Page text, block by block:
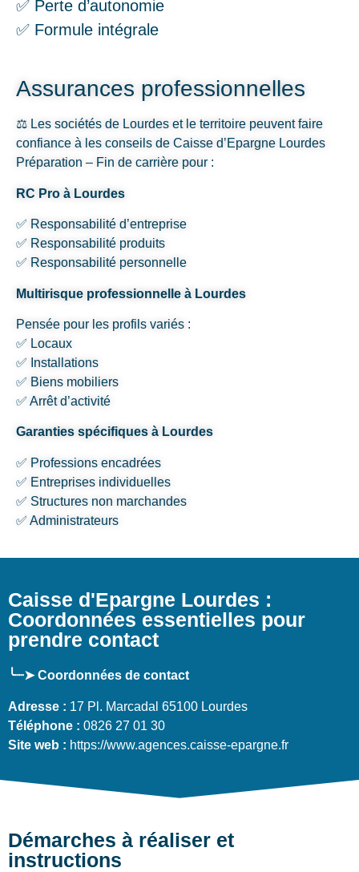
✅ Perte d’autonomie
✅ Formule intégrale
Assurances professionnelles
⚖️ Les sociétés de Lourdes et le territoire peuvent faire
confiance à les conseils de Caisse d’Epargne Lourdes
Préparation – Fin de carrière pour :
RC Pro à Lourdes
✅ Responsabilité d’entreprise
✅ Responsabilité produits
✅ Responsabilité personnelle
Multirisque professionnelle à Lourdes
Pensée pour les profils variés :
✅ Locaux
✅ Installations
✅ Biens mobiliers
✅ Arrêt d’activité
Garanties spécifiques à Lourdes
✅ Professions encadrées
✅ Entreprises individuelles
✅ Structures non marchandes
✅ Administrateurs
Caisse d'Epargne Lourdes :
Coordonnées essentielles pour
prendre contact
╰┈➤ Coordonnées de contact
Adresse : 17 Pl. Marcadal 65100 Lourdes
Téléphone : 0826 27 01 30
Site web : https://www.agences.caisse-epargne.fr
Démarches à réaliser et
instructions